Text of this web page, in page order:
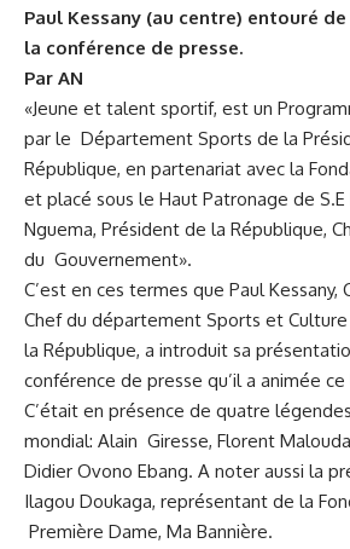
Paul Kessany (au centre) entouré
la conférence de presse.
Par AN
«Jeune et talent sportif, est un
par le Département Sports de la
République, en partenariat avec la
et placé sous le Haut Patronage de
Nguema, Président de la République,
du Gouvernement».
C’est en ces termes que Paul Kessany,
Chef du département Sports et
la République, a introduit sa
conférence de presse qu’il a animée ce
C’était en présence de quatre
mondial: Alain Giresse, Florent
Didier Ovono Ebang. A noter aussi la
Ilagou Doukaga, représentant de la
Première Dame, Ma Bannière.